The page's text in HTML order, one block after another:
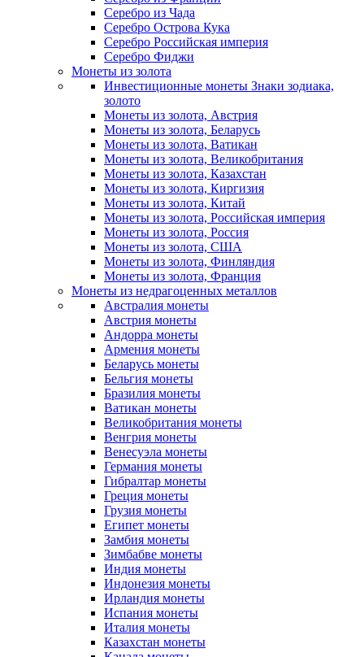
Серебро из Чада
Серебро Острова Кука
Серебро Российская империя
Серебро Фиджи
Монеты из золота
Инвестиционные монеты Знаки зодиака,
золото
Монеты из золота, Австрия
Монеты из золота, Беларусь
Монеты из золота, Ватикан
Монеты из золота, Великобритания
Монеты из золота, Казахстан
Монеты из золота, Киргизия
Монеты из золота, Китай
Монеты из золота, Российская империя
Монеты из золота, Россия
Монеты из золота, США
Монеты из золота, Финляндия
Монеты из золота, Франция
Монеты из недрагоценных металлов
Австралия монеты
Австрия монеты
Андорра монеты
Армения монеты
Беларусь монеты
Бельгия монеты
Бразилия монеты
Ватикан монеты
Великобритания монеты
Венгрия монеты
Венесуэла монеты
Германия монеты
Гибралтар монеты
Греция монеты
Грузия монеты
Египет монеты
Замбия монеты
Зимбабве монеты
Индия монеты
Индонезия монеты
Ирландия монеты
Испания монеты
Италия монеты
Казахстан монеты